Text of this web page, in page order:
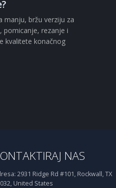
manju, bržu verziju za
pomicanje, rezanje i
kvalitete konačnog
NAS
2931 Ridge Rd #101, Rockwall, TX
United States